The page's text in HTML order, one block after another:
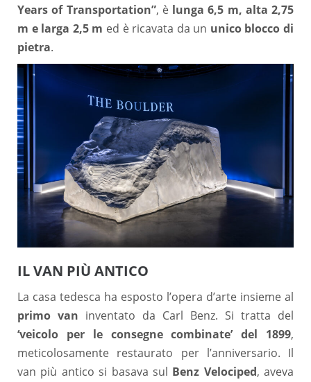
Years of Transportation”, è lunga 6,5 m, alta 2,75
m e larga 2,5 m ed è ricavata da un unico blocco di
pietra.
IL VAN PIÙ ANTICO
La casa tedesca ha esposto l’opera d’arte insieme al
primo van inventato da Carl Benz. Si tratta del
‘veicolo per le consegne combinate’ del 1899,
meticolosamente restaurato per l’anniversario. Il
van più antico si basava sul Benz Velociped, aveva